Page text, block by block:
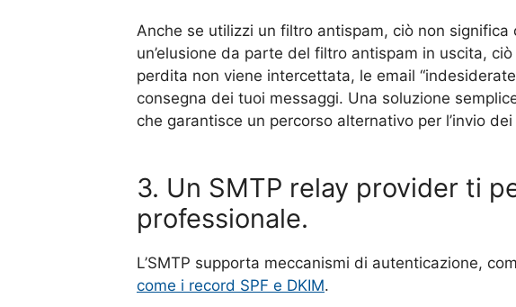
Anche se utilizzi un filtro antispam, ciò non
un’elusione da parte del filtro antispam in uscita,
perdita non viene intercettata, le email
consegna dei tuoi messaggi. Una soluzione
che garantisce un percorso alternativo per l’invio
3. Un SMTP relay provider ti
professionale.
L’SMTP supporta meccanismi di autenticazione,
come i record SPF e DKIM.